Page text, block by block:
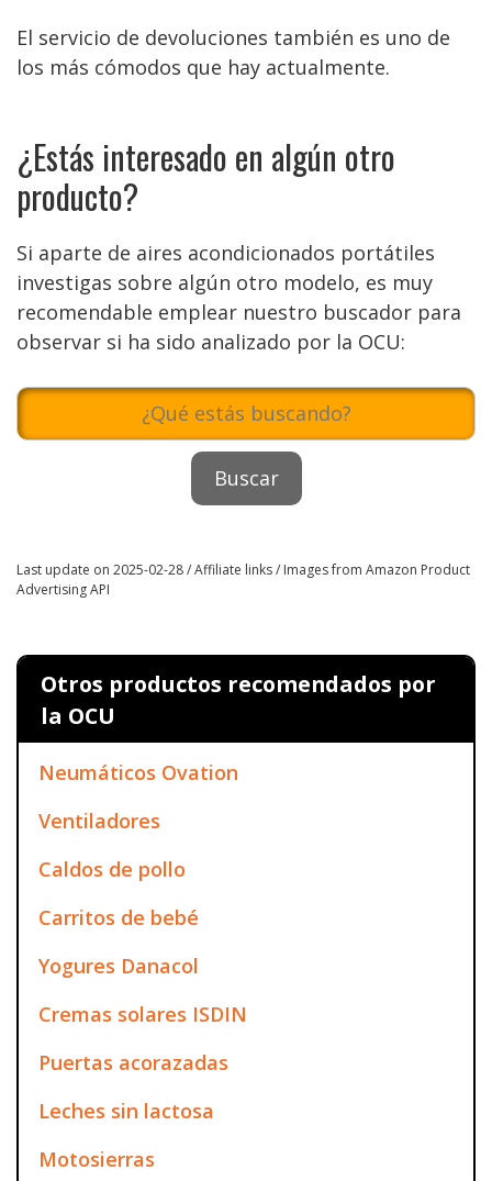
El servicio de devoluciones también es uno de
los más cómodos que hay actualmente.
¿Estás interesado en algún otro
producto?
Si aparte de aires acondicionados portátiles
investigas sobre algún otro modelo, es muy
recomendable emplear nuestro buscador para
observar si ha sido analizado por la OCU:
Last update on 2025-02-28 / Affiliate links / Images from Amazon Product
Advertising API
Otros productos recomendados por
la OCU
Neumáticos Ovation
Ventiladores
Caldos de pollo
Carritos de bebé
Yogures Danacol
Cremas solares ISDIN
Puertas acorazadas
Leches sin lactosa
Motosierras